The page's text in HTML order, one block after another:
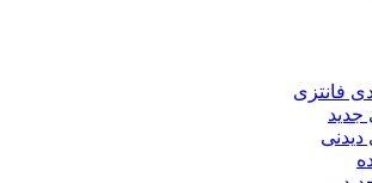
فانتزی
جدید
دیدنی